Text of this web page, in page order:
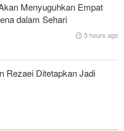
kepada Negara-Negara
Keamanan Kawasan
Menyuguhkan Empat
dalam Sehari
5 hours ago
Rezaei Ditetapkan Jadi